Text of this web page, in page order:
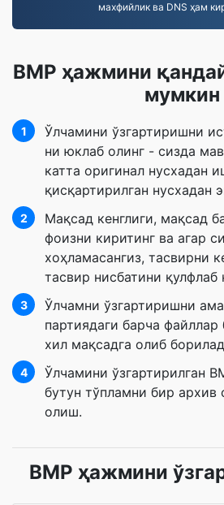
махфийлик ва DNS ҳам
BMP ҳажмини
мумкин
1
Ўлчамини ўзгартиришни
ни юклаб олинг - сизда
катта оригинал нусхадан
қисқартирилган нусхадан
2
Мақсад кенглиги, мақсад
фоизни киритинг ва агар
хоҳламасангиз, тасвирни
тасвир нисбатини қулфлаб
3
Ўлчамни ўзгартиришни
партиядаги барча
хил мақсадга олиб
4
Ўлчамини ўзгартирилган
бутун тўпламни бир архив
олиш.
BMP ҳажмини